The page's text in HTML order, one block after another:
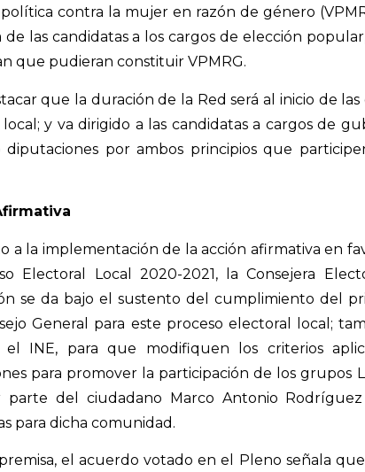
contra la mujer en razón de género
de las candidatas a los cargos de elección
que pudieran constituir VPMRG.
que la duración de la Red será al inicio de
y va dirigido a las candidatas a cargos de
diputaciones por ambos principios que
a la implementación de la acción afirmativa en
Electoral Local 2020-2021, la Consejera
se da bajo el sustento del cumplimiento del
General para este proceso electoral local;
el INE, para que modifiquen los criterios
para promover la participación de los grupos
parte del ciudadano Marco Antonio
para dicha comunidad.
el acuerdo votado en el Pleno señala